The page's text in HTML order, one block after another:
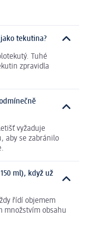
tekutina?
Tuhé
zpravidla
vyžaduje
aby se zabránilo
ml), když už
řídí objemem
množstvím obsahu